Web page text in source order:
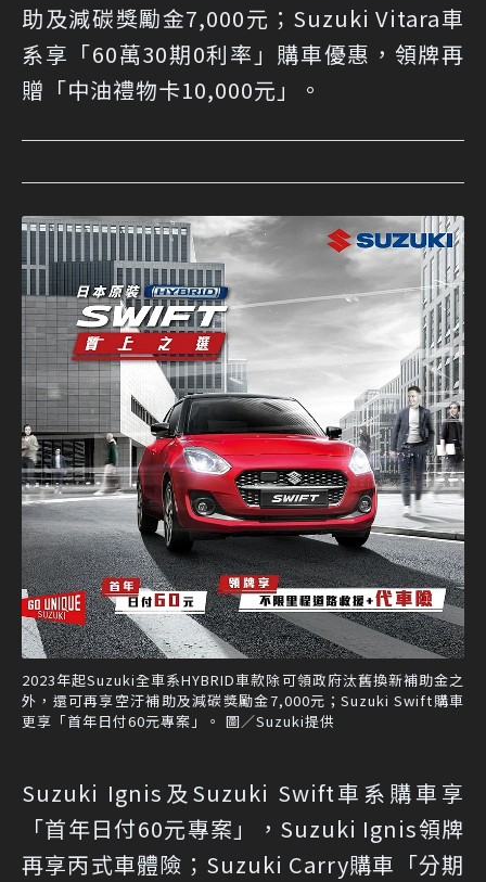
助及減碳獎勵金7,000元；Suzuki Vitara車
系享「60萬30期0利率」購車優惠，領牌再
贈「中油禮物卡10,000元」。
2023年起Suzuki全車系HYBRID車款除可領政府汰舊換新補助金之
外，還可再享空汙補助及減碳獎勵金7,000元；Suzuki Swift購車
更享「首年日付60元專案」。 圖／Suzuki提供
Suzuki Ignis及Suzuki Swift車系購車享
「首年日付60元專案」，Suzuki Ignis領牌
再享丙式車體險；Suzuki Carry購車「分期